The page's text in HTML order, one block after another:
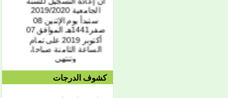
الجامعية 2019/2020
ستبدأ يوم الإثنين 08
صفر1441هـ الموافق 07
أكتوبر 2019 على تمام
الساعة الثامنة صباحا،
وتنتهي
كشوف الدرجات